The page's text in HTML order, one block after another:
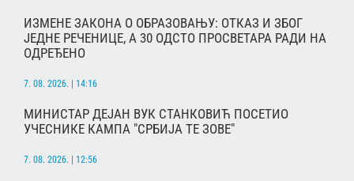
ИЗМЕНЕ ЗАКОНА О ОБРАЗОВАЊУ: ОТКАЗ И ЗБОГ
ЈЕДНЕ РЕЧЕНИЦЕ, А 30 ОДСТО ПРОСВЕТАРА РАДИ НА
ОДРЕЂЕНО
7. 08. 2026. | 14:16
МИНИСТАР ДЕЈАН ВУК СТАНКОВИЋ ПОСЕТИО
УЧЕСНИКЕ КАМПА "СРБИЈА ТЕ ЗОВЕ"
7. 08. 2026. | 12:56